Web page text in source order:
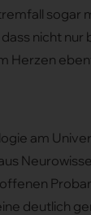
sogar
nicht
Herzen
am
deutlich